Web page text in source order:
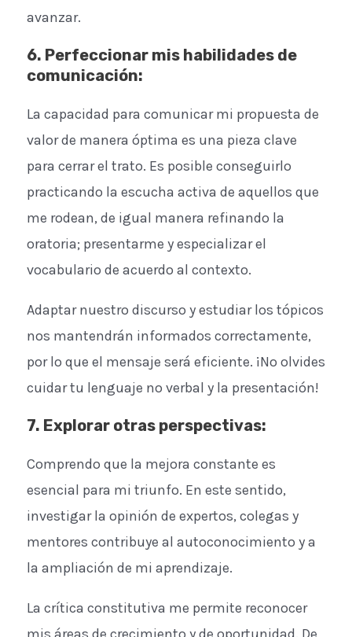
avanzar.
6. Perfeccionar mis habilidades de
comunicación:
La capacidad para comunicar mi propuesta de
valor de manera óptima es una pieza clave
para cerrar el trato. Es posible conseguirlo
practicando la escucha activa de aquellos que
me rodean, de igual manera refinando la
oratoria; presentarme y especializar el
vocabulario de acuerdo al contexto.
Adaptar nuestro discurso y estudiar los tópicos
nos mantendrán informados correctamente,
por lo que el mensaje será eficiente. ¡No olvides
cuidar tu lenguaje no verbal y la presentación!
7. Explorar otras perspectivas:
Comprendo que la mejora constante es
esencial para mi triunfo. En este sentido,
investigar la opinión de expertos, colegas y
mentores contribuye al autoconocimiento y a
la ampliación de mi aprendizaje.
La crítica constitutiva me permite reconocer
mis áreas de crecimiento y de oportunidad. De